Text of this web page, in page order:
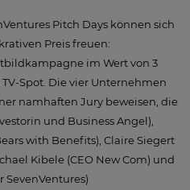
Pitch Days können sich
Preis freuen:
im Wert von 3
Spot. Die vier Unternehmen
namhaften Jury beweisen, die
und Business Angel),
with Benefits), Claire Siegert
Kibele (CEO New Com) und
SevenVentures)